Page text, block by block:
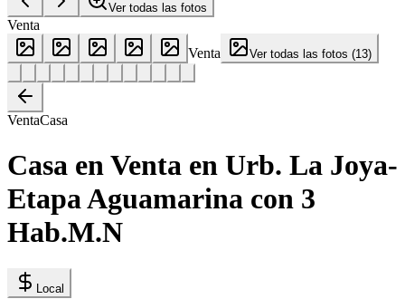
Ver todas las fotos
Venta
Venta
Ver todas las fotos (13)
VentaCasa
Casa en Venta en Urb. La Joya-
Etapa Aguamarina con 3
Hab.M.N
Local